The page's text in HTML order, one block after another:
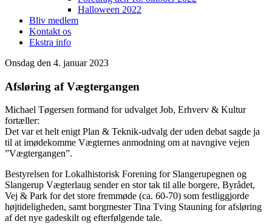
Halloween 2022
Bliv medlem
Kontakt os
Ekstra info
Onsdag den 4. januar 2023
Afsløring af Vægtergangen
Michael Tøgersen formand for udvalget Job, Erhverv & Kultur
fortæller:
Det var et helt enigt Plan & Teknik-udvalg der uden debat sagde ja
til at imødekomme Vægternes anmodning om at navngive vejen
”Vægtergangen”.
Bestyrelsen for Lokalhistorisk Forening for Slangerupegnen og
Slangerup Vægterlaug sender en stor tak til alle borgere, Byrådet,
Vej & Park for det store fremmøde (ca. 60-70) som festliggjorde
højtideligheden, samt borgmester Tina Tving Stauning for afsløring
af det nye gadeskilt og efterfølgende tale.